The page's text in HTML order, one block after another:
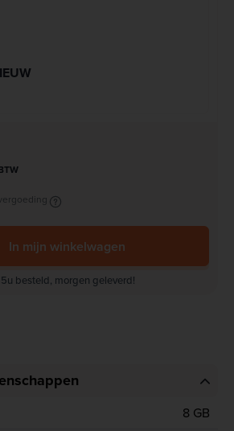
In mijn winkelwagen
besteld, morgen geleverd!
8 GB